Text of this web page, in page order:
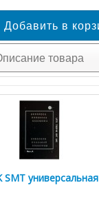
товара
SMT универсальная